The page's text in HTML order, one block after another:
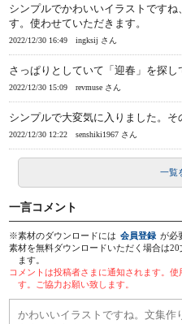
シンプルでかわいいイラストです
す。使わせていただきます。
2022/12/30 16:49 ingksij さん
さっぱりとしていて「迎春」を探し
2022/12/30 15:09 revmuse さん
シンプルで大変気に入りました。そ
2022/12/30 12:22 senshiki1967 さん
一覧
一言コメント
※素材のダウンロードには 会員登録 が必
素材を無料ダウンロードいただく場合は
ます。
コメントは投稿者さまに通知されます。
す。ご協力お願い致します。